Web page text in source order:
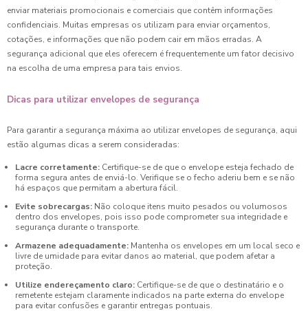
enviar materiais promocionais e comerciais que contêm informações
confidenciais. Muitas empresas os utilizam para enviar orçamentos,
cotações, e informações que não podem cair em mãos erradas. A
segurança adicional que eles oferecem é frequentemente um fator decisivo
na escolha de uma empresa para tais envios.
Dicas para utilizar envelopes de segurança
Para garantir a segurança máxima ao utilizar envelopes de segurança, aqui
estão algumas dicas a serem consideradas:
Lacre corretamente: Certifique-se de que o envelope esteja fechado de
forma segura antes de enviá-lo. Verifique se o fecho aderiu bem e se não
há espaços que permitam a abertura fácil.
Evite sobrecargas: Não coloque itens muito pesados ou volumosos
dentro dos envelopes, pois isso pode comprometer sua integridade e
segurança durante o transporte.
Armazene adequadamente: Mantenha os envelopes em um local seco e
livre de umidade para evitar danos ao material, que podem afetar a
proteção.
Utilize endereçamento claro: Certifique-se de que o destinatário e o
remetente estejam claramente indicados na parte externa do envelope
para evitar confusões e garantir entregas pontuais.